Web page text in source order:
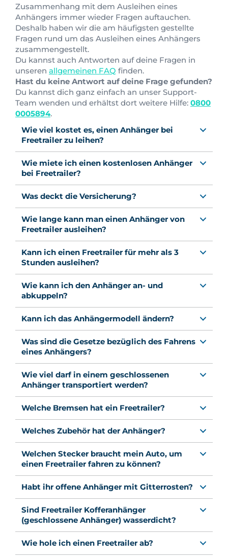
Zusammenhang mit dem Ausleihen eines
Anhängers immer wieder Fragen auftauchen.
Deshalb haben wir die am häufigsten gestellte
Fragen rund um das Ausleihen eines Anhängers
zusammengestellt.
Du kannst auch Antworten auf deine Fragen in
unseren allgemeinen FAQ finden.
Hast du keine Antwort auf deine Frage gefunden?
Du kannst dich ganz einfach an unser Support-
Team wenden und erhältst dort weitere Hilfe: 0800
0005894.
Wie viel kostet es, einen Anhänger bei
Freetrailer zu leihen?
Wie miete ich einen kostenlosen Anhänger
bei Freetrailer?
Was deckt die Versicherung?
Wie lange kann man einen Anhänger von
Freetrailer ausleihen?
Kann ich einen Freetrailer für mehr als 3
Stunden ausleihen?
Wie kann ich den Anhänger an- und
abkuppeln?
Kann ich das Anhängermodell ändern?
Was sind die Gesetze bezüglich des Fahrens
eines Anhängers?
Wie viel darf in einem geschlossenen
Anhänger transportiert werden?
Welche Bremsen hat ein Freetrailer?
Welches Zubehör hat der Anhänger?
Welchen Stecker braucht mein Auto, um
einen Freetrailer fahren zu können?
Habt ihr offene Anhänger mit Gitterrosten?
Sind Freetrailer Kofferanhänger
(geschlossene Anhänger) wasserdicht?
Wie hole ich einen Freetrailer ab?